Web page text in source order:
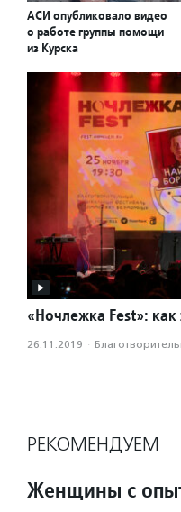
АСИ опубликовало видео
о работе группы помощи
из Курска
«Ночлежка Fest»:
26.11.2019 ·
РЕКОМЕНДУЕМ
Женщины с